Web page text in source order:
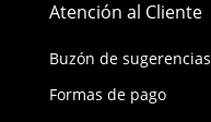
Atención al Cliente
Buzón de sugerencias
Formas de pago